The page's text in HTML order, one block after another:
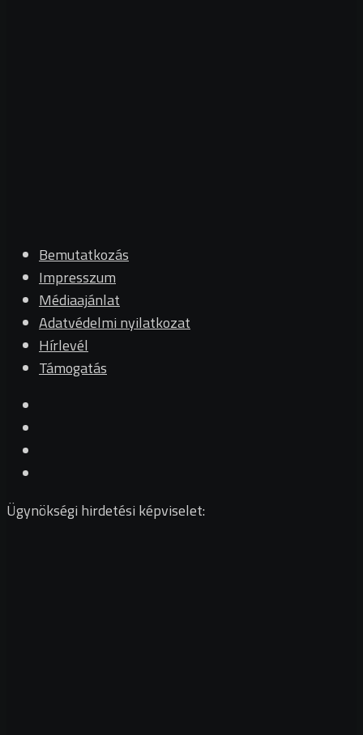
Bemutatkozás
Impresszum
Médiaajánlat
Adatvédelmi nyilatkozat
Hírlevél
Támogatás
Ügynökségi hirdetési képviselet: